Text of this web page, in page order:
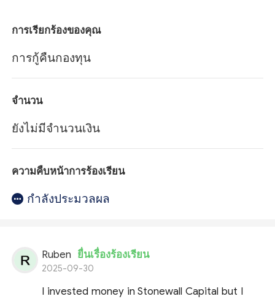
การเรียกร้องของคุณ
การกู้คืนกองทุน
จำนวน
ยังไม่มีจำนวนเงิน
ความคืบหน้าการร้องเรียน
กำลังประมวลผล
Ruben ยื่นเรื่องร้องเรียน
2025-09-30
I invested money in Stonewall Capital but I